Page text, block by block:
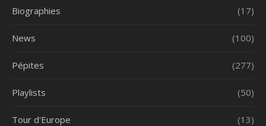
Biographies (17)
News (100)
Pépites (277)
Playlists (50)
Tour d'Europe (13)